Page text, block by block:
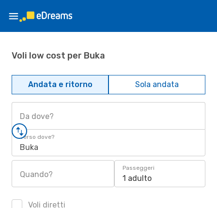
Voli low cost per Buka
Andata e ritorno Sola andata
Da dove?
Verso dove?
Buka
Quando?
Passeggeri
1 adulto
Voli diretti